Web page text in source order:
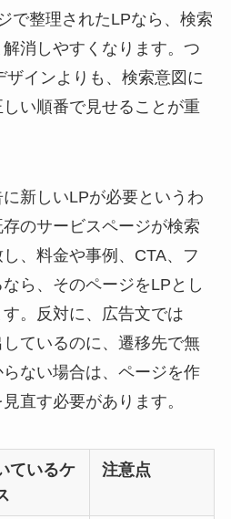
で整理されたLPなら、検索
消しやすくなります。つ
ザインよりも、検索意図に
い順番で見せることが重
新しいLPが必要というわ
のサービスページが検索
、料金や事例、CTA、フ
ら、そのページをLPとし
。反対に、広告文では
しているのに、遷移先で無
ない場合は、ページを作
直す必要があります。
ているケ
注意点